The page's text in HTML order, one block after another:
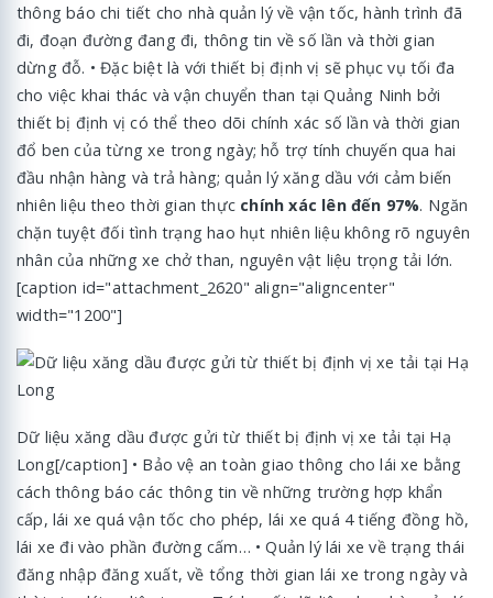
thông báo chi tiết cho nhà quản lý về vận tốc, hành trình đã
đi, đoạn đường đang đi, thông tin về số lần và thời gian
dừng đỗ. • Đặc biệt là với thiết bị định vị sẽ phục vụ tối đa
cho việc khai thác và vận chuyển than tại Quảng Ninh bởi
thiết bị định vị có thể theo dõi chính xác số lần và thời gian
đổ ben của từng xe trong ngày; hỗ trợ tính chuyến qua hai
đầu nhận hàng và trả hàng; quản lý xăng dầu với cảm biến
nhiên liệu theo thời gian thực chính xác lên đến 97%. Ngăn
chặn tuyệt đối tình trạng hao hụt nhiên liệu không rõ nguyên
nhân của những xe chở than, nguyên vật liệu trọng tải lớn.
[caption id="attachment_2620" align="aligncenter"
width="1200"]
Dữ liệu xăng dầu được gửi từ thiết bị định vị xe tải tại Hạ
Long[/caption] • Bảo vệ an toàn giao thông cho lái xe bằng
cách thông báo các thông tin về những trường hợp khẩn
cấp, lái xe quá vận tốc cho phép, lái xe quá 4 tiếng đồng hồ,
lái xe đi vào phần đường cấm… • Quản lý lái xe về trạng thái
đăng nhập đăng xuất, về tổng thời gian lái xe trong ngày và